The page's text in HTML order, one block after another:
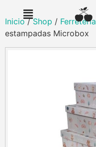
Inicio/Shop / Ferretería
estampadas Microbox